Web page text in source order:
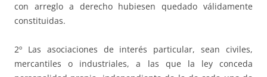
con arreglo a derecho hubiesen quedado válidamente
constituidas.
2º Las asociaciones de interés particular, sean civiles,
mercantiles o industriales, a las que la ley conceda